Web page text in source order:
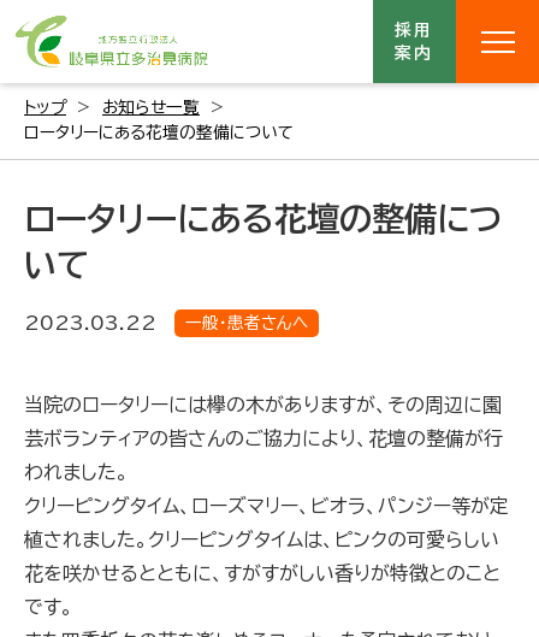
採用
案内
トップ
お知らせ一覧
ロータリーにある花壇の整備について
ロータリーにある花壇の整備につ
いて
2023.03.22 一般・患者さんへ
当院のロータリーには欅の木がありますが、その周辺に園
芸ボランティアの皆さんのご協力により、花壇の整備が行
われました。
クリーピングタイム、ローズマリー、ビオラ、パンジー等が定
植されました。クリーピングタイムは、ピンクの可愛らしい
花を咲かせるとともに、すがすがしい香りが特徴とのこと
です。